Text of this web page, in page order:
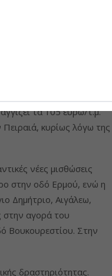
με ενδιαφερόμενους
σχετικά σταθερά
καταγράφεται στην
της Γλυφάδας, με
είναι 110 ευρώ/
τα 105 ευρώ/τ.μ.
κυρίως λόγω της
νέες μισθώσεις
στην οδό Ερμού, ενώ η
Δημήτριο, Αιγάλεω,
στην αγορά του
Βουκουρεστίου. Στην
δραστηριότητας.